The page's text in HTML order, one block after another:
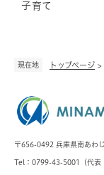
現在地 トップページ >
子育て
〒656-0492 兵庫県南あわ
Tel：0799-43-5001（代表